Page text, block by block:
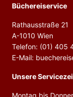
Büchereiservice
Rathausstraße 21
A-1010 Wien
Telefon: (01) 405
E-Mail:
Unsere